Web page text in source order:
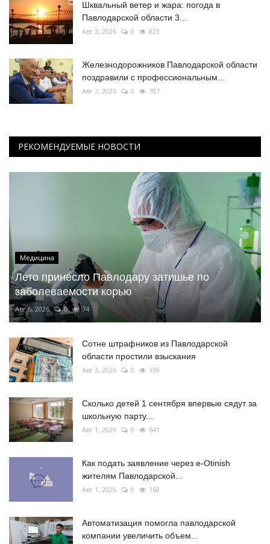
Шквальный ветер и жара: погода в
Павлодарской области 3...
Авг 3, 2026 0 823
Железнодорожников Павлодарской области
поздравили с профессиональным...
Авг 2, 2026 0 787
РЕКОМЕНДУЕМЫЕ НОВОСТИ
Медицина
Лето принесло Павлодару затишье по
заболеваемости корью
Авг 6, 2026 0 74
Сотне штрафников из Павлодарской
области простили взыскания
Авг 3, 2026 0 139
Сколько детей 1 сентября впервые сядут за
школьную парту...
Авг 1, 2026 0 641
Как подать заявление через e-Otinish
жителям Павлодарской...
Авг 1, 2026 0 168
Автоматизация помогла павлодарской
компании увеличить объем...